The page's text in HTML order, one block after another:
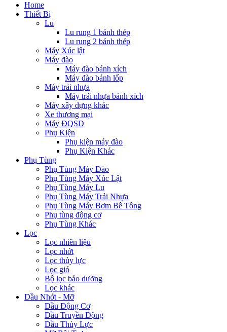
Home
Thiết Bị
Lu
Lu rung 1 bánh thép
Lu rung 2 bánh thép
Máy Xúc lật
Máy đào
Máy đào bánh xích
Máy đào bánh lốp
Máy trải nhựa
Máy trải nhựa bánh xích
Máy xây dựng khác
Xe thương mại
Máy ĐQSD
Phụ Kiện
Phụ kiện máy đào
Phụ Kiện Khác
Phụ Tùng
Phụ Tùng Máy Đào
Phụ Tùng Máy Xúc Lật
Phụ Tùng Máy Lu
Phụ Tùng Máy Trải Nhựa
Phụ Tùng Máy Bơm Bê Tông
Phụ tùng động cơ
Phụ Tùng Khác
Lọc
Lọc nhiên liệu
Lọc nhớt
Lọc thủy lực
Lọc gió
Bộ lọc bảo dưỡng
Lọc khác
Dầu Nhớt - Mỡ
Dầu Động Cơ
Dầu Truyền Động
Dầu Thủy Lực